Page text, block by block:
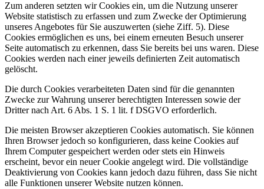
Zum anderen setzten wir Cookies ein, um die Nutzung unserer
Website statistisch zu erfassen und zum Zwecke der Optimierung
unseres Angebotes für Sie auszuwerten (siehe Ziff. 5). Diese
Cookies ermöglichen es uns, bei einem erneuten Besuch unserer
Seite automatisch zu erkennen, dass Sie bereits bei uns waren. Diese
Cookies werden nach einer jeweils definierten Zeit automatisch
gelöscht.
Die durch Cookies verarbeiteten Daten sind für die genannten
Zwecke zur Wahrung unserer berechtigten Interessen sowie der
Dritter nach Art. 6 Abs. 1 S. 1 lit. f DSGVO erforderlich.
Die meisten Browser akzeptieren Cookies automatisch. Sie können
Ihren Browser jedoch so konfigurieren, dass keine Cookies auf
Ihrem Computer gespeichert werden oder stets ein Hinweis
erscheint, bevor ein neuer Cookie angelegt wird. Die vollständige
Deaktivierung von Cookies kann jedoch dazu führen, dass Sie nicht
alle Funktionen unserer Website nutzen können.